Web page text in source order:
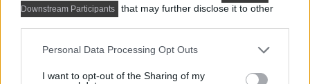
Downstream Participants
that may further disclose it to other
Please note that this website/app uses one or more Google
not limited to your visit or usage behaviour. You may click to
Personal Data Processing Opt Outs
I want to opt-out of the Sharing of my